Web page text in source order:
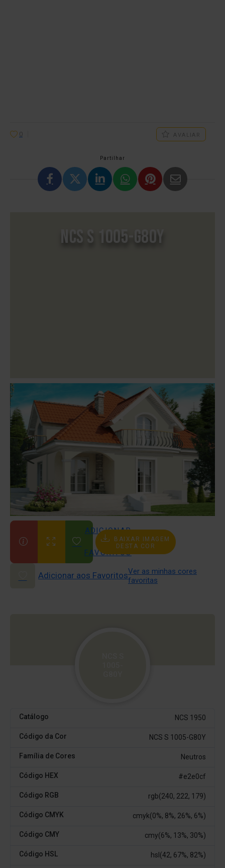
0 AVALIAR
Partilhar
NCS S 1005-G80Y
ADICIONAR
AOS
FAVORITOS
BAIXAR IMAGEM
DESTA COR
Adicionar aos FavoritosVer as minhas cores
favoritas
Catálogo NCS 1950
Código da Cor NCS S 1005-G80Y
Família de Cores Neutros
Código HEX #e2e0cf
Código RGB rgb(240, 222, 179)
Código CMYK cmyk(0%, 8%, 26%, 6%)
Código CMY cmy(6%, 13%, 30%)
Código HSL hsl(42, 67%, 82%)